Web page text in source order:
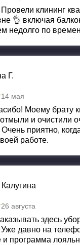
из 5
клининг
👌 включая
недолго по
Г.
14 мая
Моему брату
и очистили
Очень приятно,
работе.
из 5
26 августа
здесь
давно на
программа